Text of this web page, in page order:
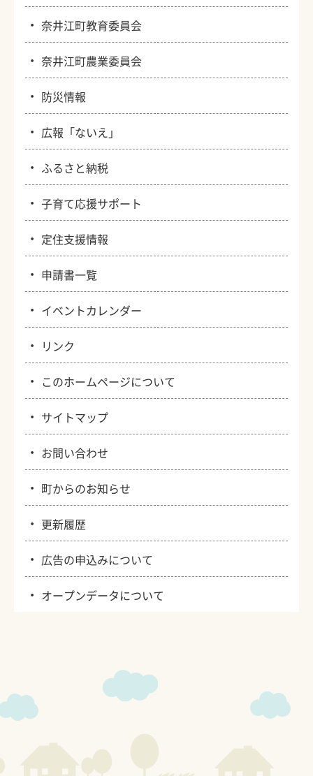
・奈井江町教育委員会
・奈井江町農業委員会
・ 防災情報
・ 広報「ないえ」
・ ふるさと納税
・子育て応援サポート
・ 定住支援情報
・ 申請書一覧
・ イベントカレンダー
・ リンク
・ このホームページについて
・ サイトマップ
・ お問い合わせ
・ 町からのお知らせ
・ 更新履歴
・ 広告の申込みについて
・ オープンデータについて